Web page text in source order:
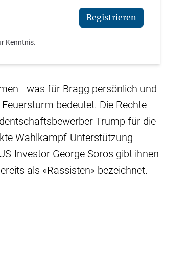
Registrieren
Kenntnis.
- was für Bragg persönlich und
bedeutet. Die Rechte
Trump für die
Wahlkampf-Unterstützung
Investor George Soros gibt ihnen
als «Rassisten» bezeichnet.